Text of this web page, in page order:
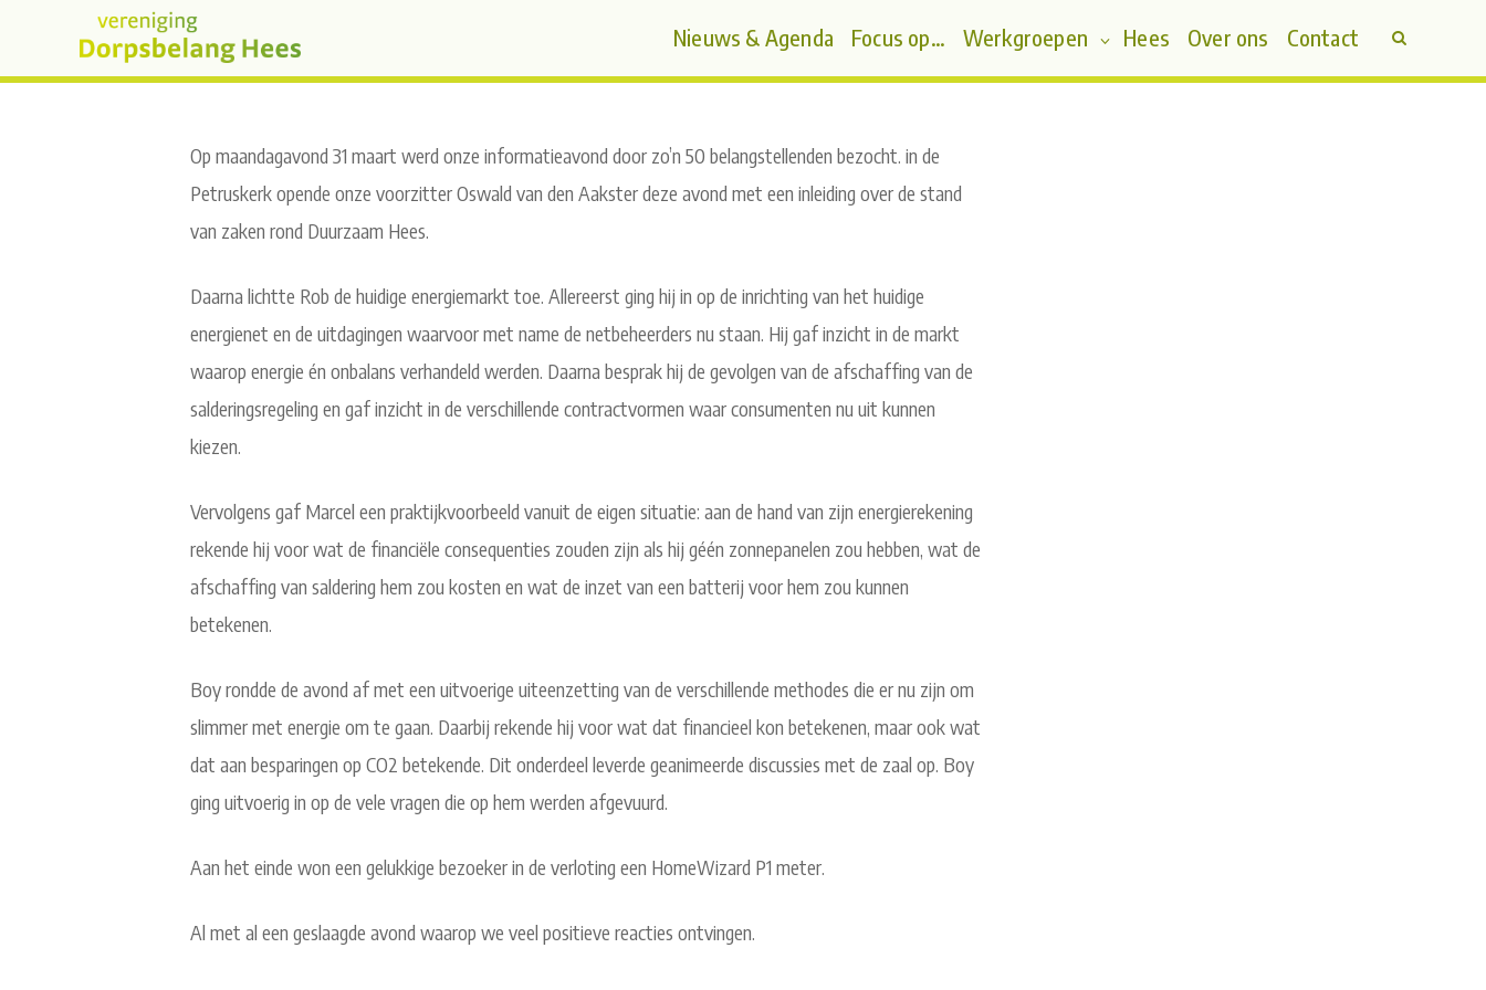
Nieuws & Agenda Focus op… Werkgroepen Hees Over ons Contact
Op maandagavond 31 maart werd onze informatieavond door zo’n 50 belangstellenden bezocht. in de
Petruskerk opende onze voorzitter Oswald van den Aakster deze avond met een inleiding over de stand
van zaken rond Duurzaam Hees.
Daarna lichtte Rob de huidige energiemarkt toe. Allereerst ging hij in op de inrichting van het huidige
energienet en de uitdagingen waarvoor met name de netbeheerders nu staan. Hij gaf inzicht in de markt
waarop energie én onbalans verhandeld werden. Daarna besprak hij de gevolgen van de afschaffing van de
salderingsregeling en gaf inzicht in de verschillende contractvormen waar consumenten nu uit kunnen
kiezen.
Vervolgens gaf Marcel een praktijkvoorbeeld vanuit de eigen situatie: aan de hand van zijn energierekening
rekende hij voor wat de financiële consequenties zouden zijn als hij géén zonnepanelen zou hebben, wat de
afschaffing van saldering hem zou kosten en wat de inzet van een batterij voor hem zou kunnen
betekenen.
Boy rondde de avond af met een uitvoerige uiteenzetting van de verschillende methodes die er nu zijn om
slimmer met energie om te gaan. Daarbij rekende hij voor wat dat financieel kon betekenen, maar ook wat
dat aan besparingen op CO2 betekende. Dit onderdeel leverde geanimeerde discussies met de zaal op. Boy
ging uitvoerig in op de vele vragen die op hem werden afgevuurd.
Aan het einde won een gelukkige bezoeker in de verloting een HomeWizard P1 meter.
Al met al een geslaagde avond waarop we veel positieve reacties ontvingen.